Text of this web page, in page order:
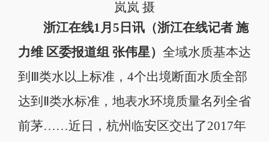
岚岚 摄
浙江在线1月5日讯（浙江在线记者 施
力维 区委报道组 张伟星） 全域水质基本达
到Ⅲ类水以上标准，4个出境断面水质全部
达到Ⅱ类水标准，地表水环境质量名列全省
前茅……近日，杭州临安区交出了2017年